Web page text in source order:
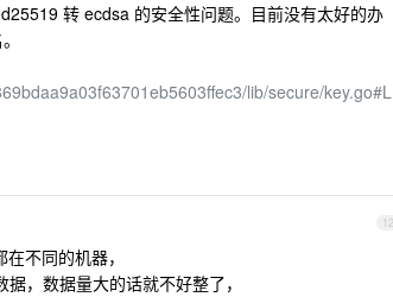
转 ecdsa 的安全性问题。目前没有太好的办
lib/secure/key.go#L
12
不同的机器，
，数据量大的话就不好整了，